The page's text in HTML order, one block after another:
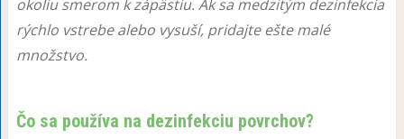
okoliu smerom k zápästiu. Ak sa medzitým dezinfekcia
rýchlo vstrebe alebo vysuší, pridajte ešte malé
množstvo.
Čo sa používa na dezinfekciu povrchov?